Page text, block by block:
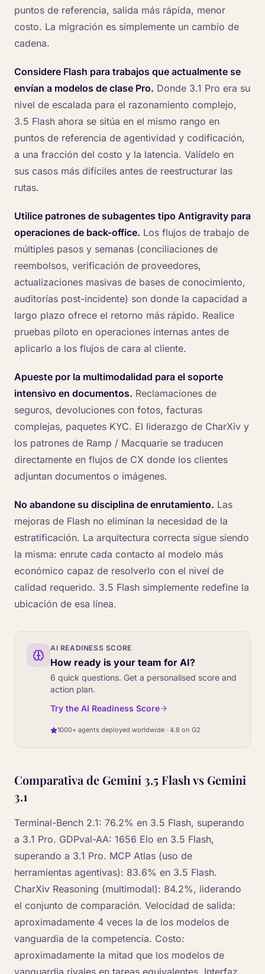
puntos de referencia, salida más rápida, menor
costo. La migración es simplemente un cambio de
cadena.
Considere Flash para trabajos que actualmente se
envían a modelos de clase Pro. Donde 3.1 Pro era su
nivel de escalada para el razonamiento complejo,
3.5 Flash ahora se sitúa en el mismo rango en
puntos de referencia de agentividad y codificación,
a una fracción del costo y la latencia. Valídelo en
sus casos más difíciles antes de reestructurar las
rutas.
Utilice patrones de subagentes tipo Antigravity para
operaciones de back-office. Los flujos de trabajo de
múltiples pasos y semanas (conciliaciones de
reembolsos, verificación de proveedores,
actualizaciones masivas de bases de conocimiento,
auditorías post-incidente) son donde la capacidad a
largo plazo ofrece el retorno más rápido. Realice
pruebas piloto en operaciones internas antes de
aplicarlo a los flujos de cara al cliente.
Apueste por la multimodalidad para el soporte
intensivo en documentos. Reclamaciones de
seguros, devoluciones con fotos, facturas
complejas, paquetes KYC. El liderazgo de CharXiv y
los patrones de Ramp / Macquarie se traducen
directamente en flujos de CX donde los clientes
adjuntan documentos o imágenes.
No abandone su disciplina de enrutamiento. Las
mejoras de Flash no eliminan la necesidad de la
estratificación. La arquitectura correcta sigue siendo
la misma: enrute cada contacto al modelo más
económico capaz de resolverlo con el nivel de
calidad requerido. 3.5 Flash simplemente redefine la
ubicación de esa línea.
AI READINESS SCORE
How ready is your team for AI?
6 quick questions. Get a personalised score and
action plan.
Try the AI Readiness Score
1000+ agents deployed worldwide · 4.8 on G2
Comparativa de Gemini 3.5 Flash vs Gemini
3.1
Terminal-Bench 2.1: 76.2% en 3.5 Flash, superando
a 3.1 Pro. GDPval-AA: 1656 Elo en 3.5 Flash,
superando a 3.1 Pro. MCP Atlas (uso de
herramientas agentivas): 83.6% en 3.5 Flash.
CharXiv Reasoning (multimodal): 84.2%, liderando
el conjunto de comparación. Velocidad de salida:
aproximadamente 4 veces la de los modelos de
vanguardia de la competencia. Costo:
aproximadamente la mitad que los modelos de
vanguardia rivales en tareas equivalentes. Interfaz